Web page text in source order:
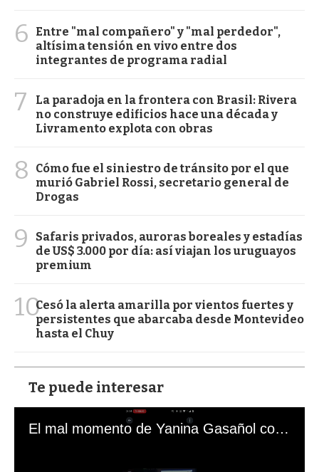
6
Entre "mal compañero" y "mal perdedor",
altísima tensión en vivo entre dos
integrantes de programa radial
7
La paradoja en la frontera con Brasil: Rivera
no construye edificios hace una década y
Livramento explota con obras
8
Cómo fue el siniestro de tránsito por el que
murió Gabriel Rossi, secretario general de
Drogas
9
Safaris privados, auroras boreales y estadías
de US$ 3.000 por día: así viajan los uruguayos
premium
10Cesó la alerta amarilla por vientos fuertes y
persistentes que abarcaba desde Montevideo
hasta el Chuy
Te puede interesar
El mal momento de Yanina Gasañol con un hincha argentino en "Subrayado"